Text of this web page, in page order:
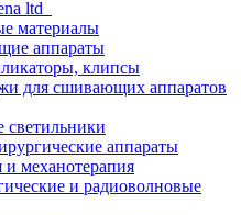
ltd
материалы
аппараты
клипсы
для сшивающих аппаратов
аппараты
и механотерапия
и радиоволновые